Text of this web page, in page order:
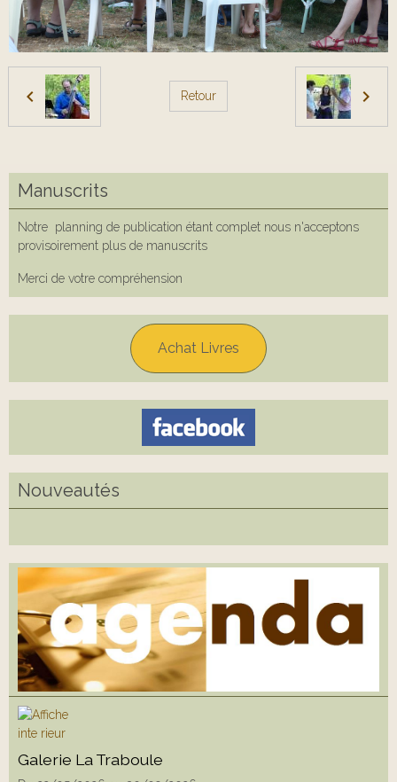
Retour
Manuscrits
Notre planning de publication étant complet nous n'acceptons
provisoirement plus de manuscrits
Merci de votre compréhension
Achat Livres
Nouveautés
Galerie La Traboule